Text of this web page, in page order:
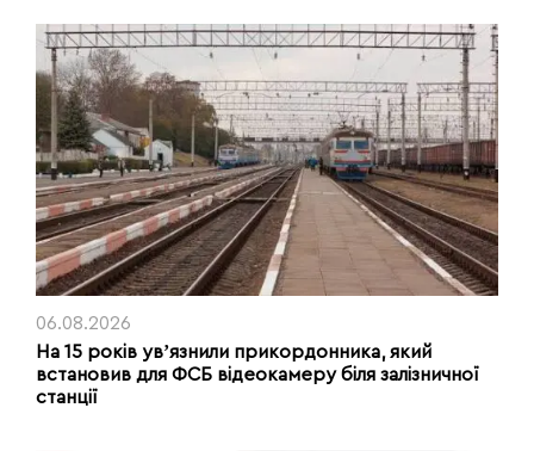
06.08.2026
На 15 років увʼязнили прикордонника, який
встановив для ФСБ відеокамеру біля залізничної
станції